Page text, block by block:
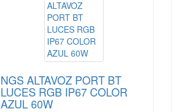
NGS ALTAVOZ PORT BT
LUCES RGB IP67 COLOR
AZUL 60W